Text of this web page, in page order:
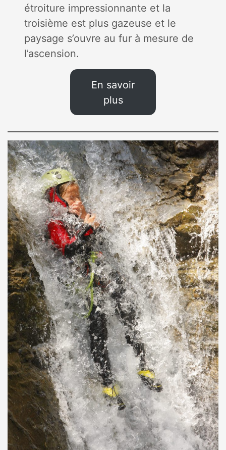
étroiture impressionnante et la
troisième est plus gazeuse et le
paysage s’ouvre au fur à mesure de
l’ascension.
En savoir
plus